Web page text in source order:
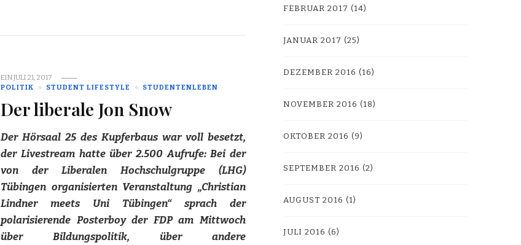
EINJULI 21, 2017
POLITIK
STUDENT LIFESTYLE STUDENTENLEBEN
Der liberale Jon Snow
Der Hörsaal 25 des Kupferbaus war voll besetzt,
der Livestream hatte über 2.500 Aufrufe: Bei der
von der Liberalen Hochschulgruppe (LHG)
Tübingen organisierten Veranstaltung „Christian
Lindner meets Uni Tübingen“ sprach der
polarisierende Posterboy der FDP am Mittwoch
über Bildungspolitik, über andere
FEBRUAR 2017 (14)
JANUAR 2017 (25)
DEZEMBER 2016 (16)
NOVEMBER 2016 (18)
OKTOBER 2016 (9)
SEPTEMBER 2016 (2)
AUGUST 2016 (1)
JULI 2016 (6)